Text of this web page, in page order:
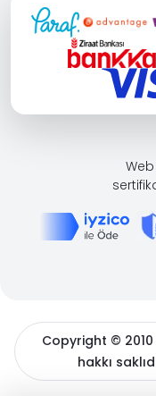
Copyright ©
hakkı